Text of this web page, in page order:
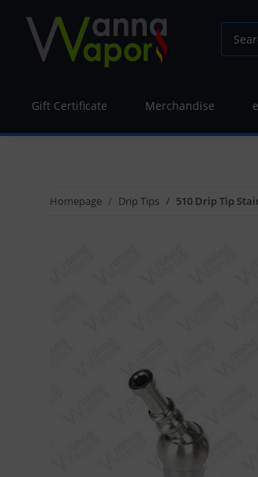
Gift Certificate Merchandise
Homepage Drip Tips 510 Drip Tip